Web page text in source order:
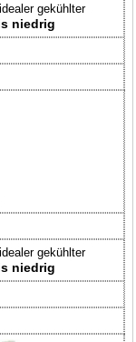
gekühlter
niedrig
gekühlter
niedrig